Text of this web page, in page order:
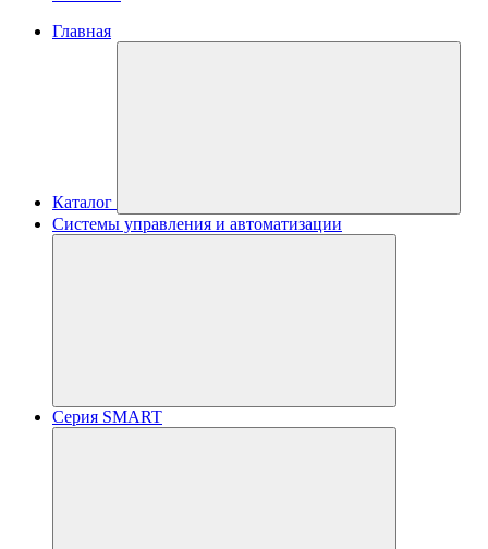
Главная
Каталог
Системы управления и автоматизации
Серия SMART